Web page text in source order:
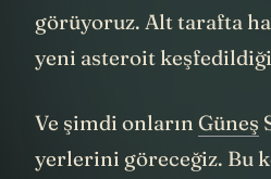
keşfedilmeye devam
görüyoruz. Alt tarafta
Ve şimdi onlarınGüneş